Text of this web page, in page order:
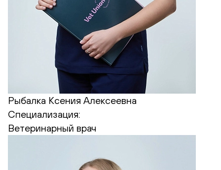
Рыбалка Ксения Алексеевна
Специализация:
Ветеринарный врач